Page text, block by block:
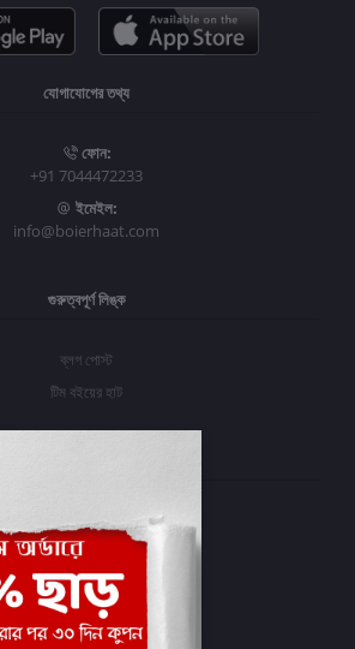
যোগাযোগের তথ্য
ফোন:
+91 7044472233
ইমেইল:
info@boierhaat.com
গুরুত্বপূর্ণ লিঙ্ক
ব্লগ পোস্ট
টিম বইয়ের হাট
প্রবেশ করুন
অর্ডার ইতিহাস
আমার ইচ্ছাগুলি
অর্ডার ট্র্যাকিং